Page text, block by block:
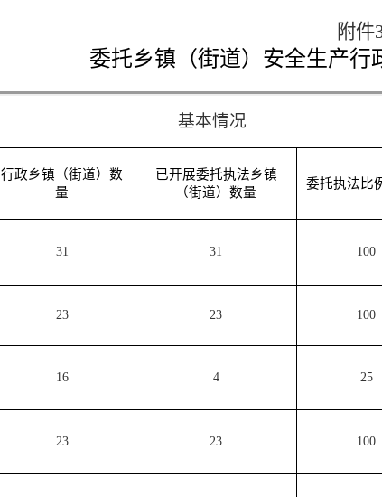
附件
委托乡镇（街道）安全生产行
基本情况
行政乡镇（街道）数
量
已开展委托执法乡镇
（街道）数量
委托执法比
31 31 100
23 23 100
16 4 25
23 23 100